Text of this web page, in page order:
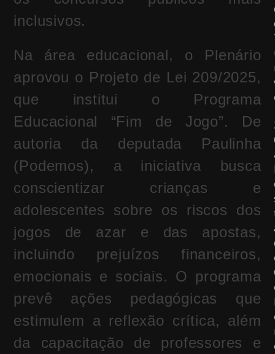
inclusivos.
Na área educacional, o Plenário
aprovou o Projeto de Lei 209/2025,
que institui o Programa
Educacional “Fim de Jogo”. De
autoria da deputada Paulinha
(Podemos), a iniciativa busca
conscientizar crianças e
adolescentes sobre os riscos dos
jogos de azar e das apostas,
incluindo prejuízos financeiros,
emocionais e sociais. O programa
prevê ações pedagógicas que
estimulem a reflexão crítica, além
da capacitação de professores e